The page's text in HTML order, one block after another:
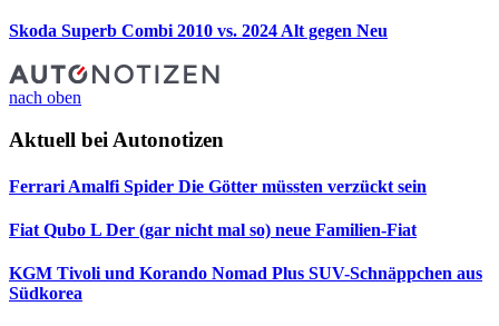
Skoda Superb Combi 2010 vs. 2024 Alt gegen Neu
nach oben
Aktuell bei Autonotizen
Ferrari Amalfi Spider Die Götter müssten verzückt sein
Fiat Qubo L Der (gar nicht mal so) neue Familien-Fiat
KGM Tivoli und Korando Nomad Plus SUV-Schnäppchen aus
Südkorea